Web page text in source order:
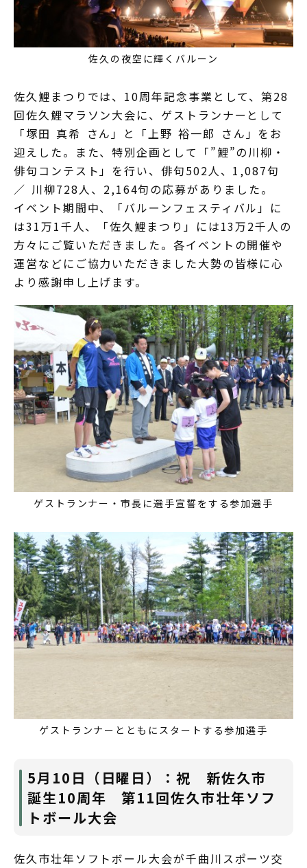
佐久の夜空に輝くバルーン
佐久鯉まつりでは、10周年記念事業として、第28
回佐久鯉マラソン大会に、ゲストランナーとして
「塚田 真希 さん」と「上野 裕一郎 さん」をお
迎えした。また、特別企画として「”鯉”の川柳・
俳句コンテスト」を行い、俳句502人、1,087句
／ 川柳728人、2,164句の応募がありました。
イベント期間中、「バルーンフェスティバル」に
は31万1千人、「佐久鯉まつり」には13万2千人の
方々にご覧いただきました。各イベントの開催や
運営などにご協力いただきました大勢の皆様に心
より感謝申し上げます。
ゲストランナー・市長に選手宣誓をする参加選手
ゲストランナーとともにスタートする参加選手
5月10日（日曜日）：祝 新佐久市
誕生10周年 第11回佐久市壮年ソフ
トボール大会
佐久市壮年ソフトボール大会が千曲川スポーツ交